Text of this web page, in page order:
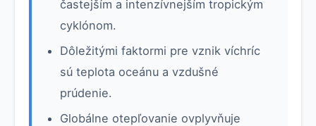
častejším a intenzívnejším tropickým
cyklónom.
Dôležitými faktormi pre vznik víchríc
sú teplota oceánu a vzdušné
prúdenie.
Globálne otepľovanie ovplyvňuje